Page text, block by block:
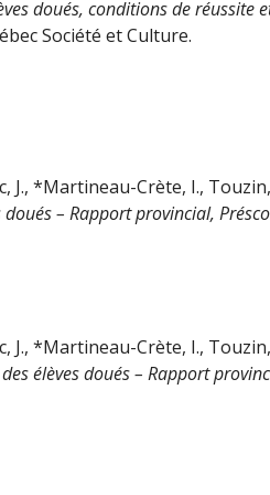
doués, conditions de
Société et Culture.
J., *Martineau-Crète, I.,
– Rapport provincial,
J., *Martineau-Crète, I.,
élèves doués – Rapport